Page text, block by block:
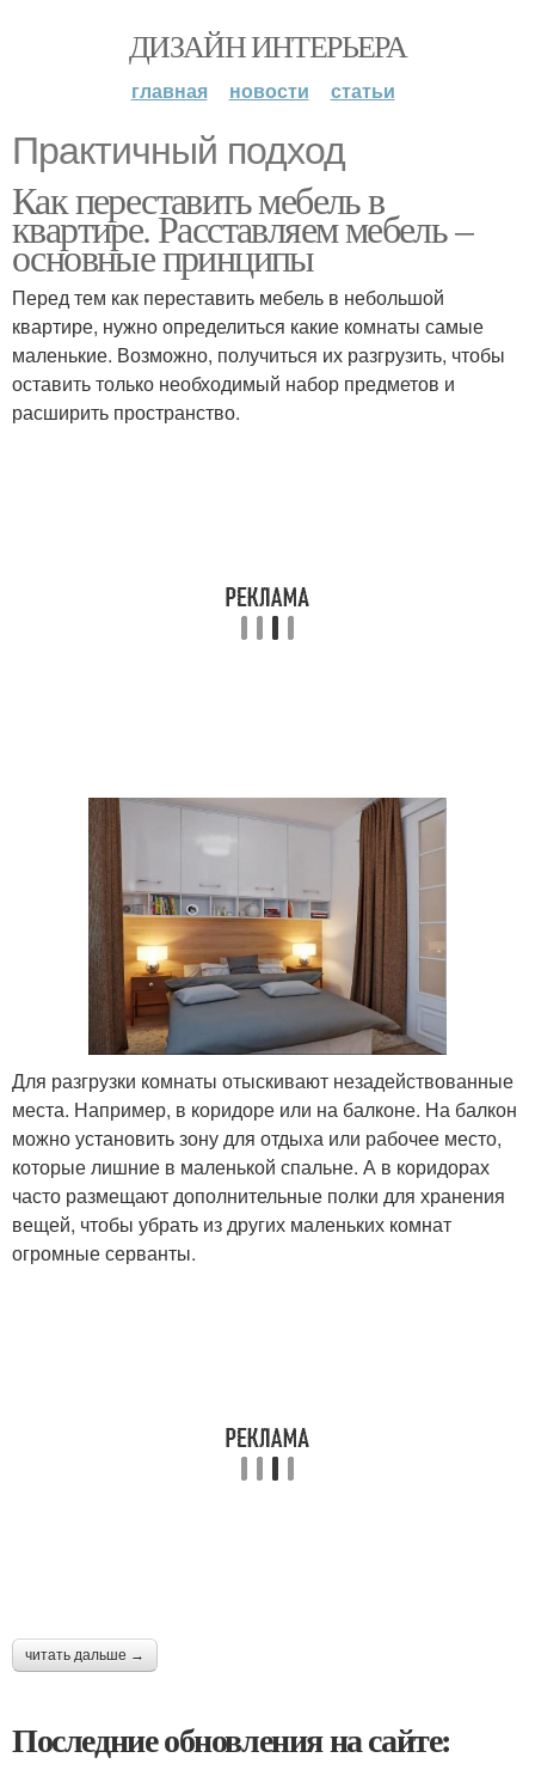
ДИЗАЙН ИНТЕРЬЕРА
главная новости статьи
Практичный подход
Как переставить мебель в
квартире. Расставляем мебель –
основные принципы
Перед тем как переставить мебель в небольшой
квартире, нужно определиться какие комнаты самые
маленькие. Возможно, получиться их разгрузить, чтобы
оставить только необходимый набор предметов и
расширить пространство.
Для разгрузки комнаты отыскивают незадействованные
места. Например, в коридоре или на балконе. На балкон
можно установить зону для отдыха или рабочее место,
которые лишние в маленькой спальне. А в коридорах
часто размещают дополнительные полки для хранения
вещей, чтобы убрать из других маленьких комнат
огромные серванты.
читать дальше →
Последние обновления на сайте: